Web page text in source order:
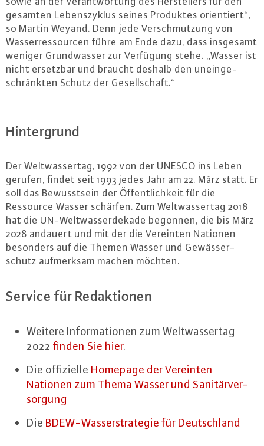
gesamten Le­bens­zy­klus seines Produktes ori­en­tiert“,
so Martin Weyand. Denn jede Ver­schmut­zung von
Was­ser­res­sour­cen führe am Ende dazu, dass insgesamt
weniger Grund­was­ser zur Verfügung stehe. „Wasser ist
nicht ersetzbar und braucht deshalb den un­ein­ge­
schränk­ten Schutz der Ge­sell­schaft.“
Hin­ter­grund
Der Welt­was­ser­tag, 1992 von der UNESCO ins Leben
gerufen, findet seit 1993 jedes Jahr am 22. März statt. Er
soll das Be­wusst­sein der Öf­fent­lich­keit für die
Ressource Wasser schärfen. Zum Welt­was­ser­tag 2018
hat die UN-Welt­was­ser­de­ka­de begonnen, die bis März
2028 andauert und mit der die Vereinten Nationen
besonders auf die Themen Wasser und Ge­wäs­ser­
schutz auf­merk­sam machen möchten.
Service für Re­dak­tio­nen
Weitere In­for­ma­tio­nen zum Welt­was­ser­tag
2022 finden Sie hier.
Die of­fi­zi­el­le Homepage der Vereinten
Nationen zum Thema Wasser und Sa­ni­tär­ver­
sor­gung
Die BDEW-Was­ser­stra­te­gie für Deutsch­land